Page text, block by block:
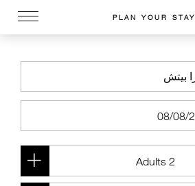
PLAN YOUR STAY